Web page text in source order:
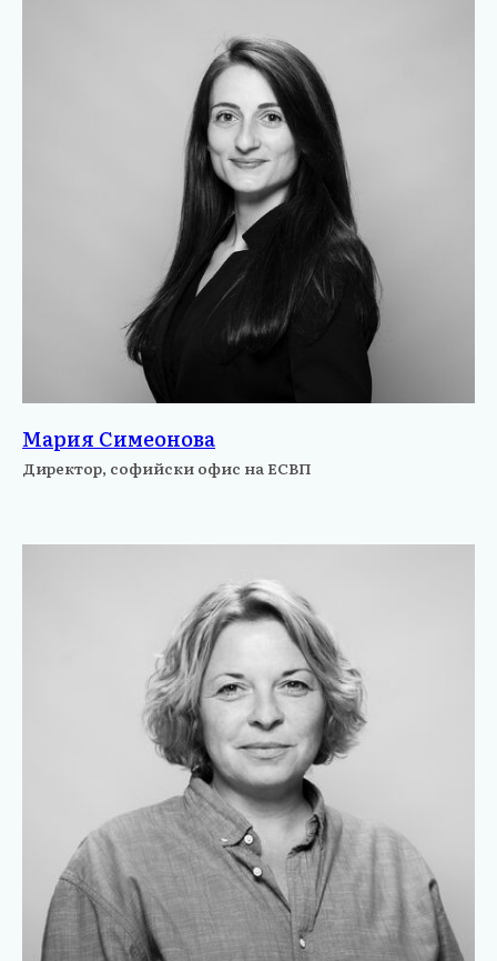
Мария Симеонова
Директор, софийски офис на ЕСВП